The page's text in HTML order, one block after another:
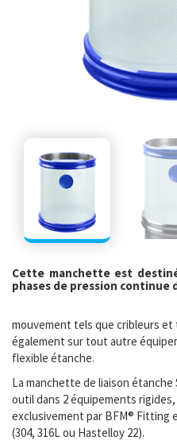
Cette manchette est
phases de pression continue
mouvement tels que cribleurs et
également sur tout autre
flexible étanche.
La manchette de liaison étanche
outil dans 2 équipements
exclusivement par BFM® Fitting
(304, 316L ou Hastelloy 22).